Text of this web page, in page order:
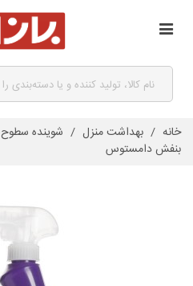
خانه / بهداشت منزل / شوینده سطوح
بنفش دامستوس